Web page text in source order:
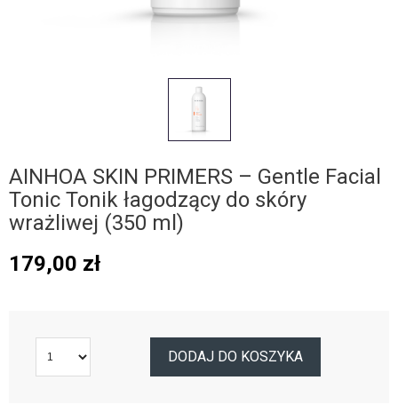
AINHOA SKIN PRIMERS – Gentle Facial
Tonic Tonik łagodzący do skóry
wrażliwej (350 ml)
179,00 zł
DODAJ DO KOSZYKA